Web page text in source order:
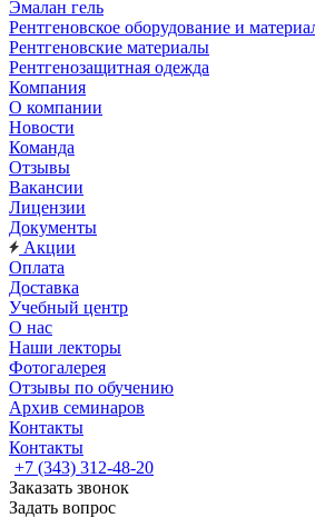
Эмалан гель
Рентгеновское оборудование и
Рентгеновские материалы
Рентгенозащитная одежда
Компания
О компании
Новости
Команда
Отзывы
Вакансии
Лицензии
Документы
Акции
Оплата
Доставка
Учебный центр
О нас
Наши лекторы
Фотогалерея
Отзывы по обучению
Архив семинаров
Контакты
Контакты
+7 (343) 312-48-20
Заказать звонок
Задать вопрос